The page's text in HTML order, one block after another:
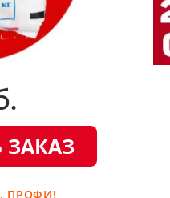
ПРОФИ!